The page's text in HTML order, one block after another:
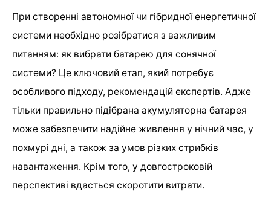
При створенні автономної чи гібридної енергетичної
системи необхідно розібратися з важливим
питанням: як вибрати батарею для сонячної
системи? Це ключовий етап, який потребує
особливого підходу, рекомендацій експертів. Адже
тільки правильно підібрана акумуляторна батарея
може забезпечити надійне живлення у нічний час, у
похмурі дні, а також за умов різких стрибків
навантаження. Крім того, у довгостроковій
перспективі вдасться скоротити витрати.